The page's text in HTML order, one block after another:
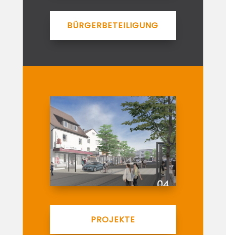
BÜRGERBETEILIGUNG
PROJEKTE